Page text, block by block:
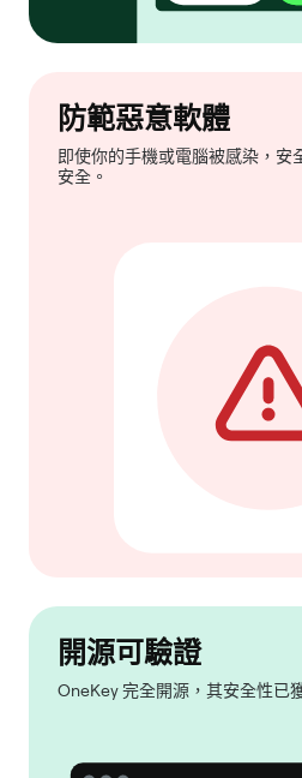
防範惡意軟體
即使你的手機或電腦被感染，安
安全。
開源可驗證
OneKey 完全開源，其安全性已